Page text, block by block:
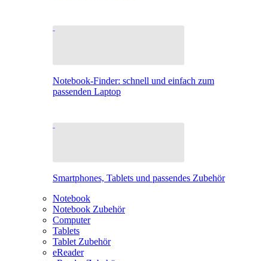
Notebook-Finder: schnell und einfach zum
passenden Laptop
Smartphones, Tablets und passendes Zubehör
Notebook
Notebook Zubehör
Computer
Tablets
Tablet Zubehör
eReader